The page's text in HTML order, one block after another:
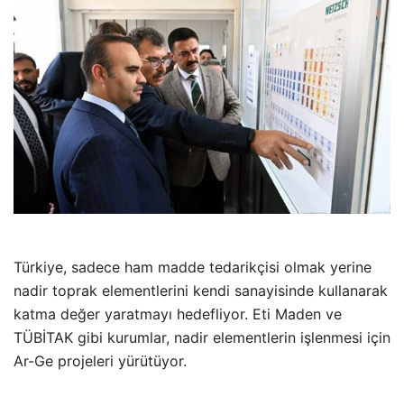
Türkiye, sadece ham madde tedarikçisi olmak yerine
nadir toprak elementlerini kendi sanayisinde kullanarak
katma değer yaratmayı hedefliyor. Eti Maden ve
TÜBİTAK gibi kurumlar, nadir elementlerin işlenmesi için
Ar-Ge projeleri yürütüyor.